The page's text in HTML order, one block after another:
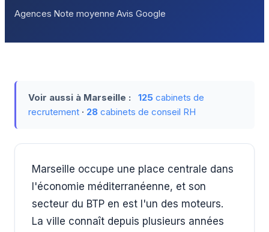
Agences Note moyenne Avis Google
Voir aussi à Marseille : 125 cabinets de
recrutement · 28 cabinets de conseil RH
Marseille occupe une place centrale dans
l'économie méditerranéenne, et son
secteur du BTP en est l'un des moteurs.
La ville connaît depuis plusieurs années